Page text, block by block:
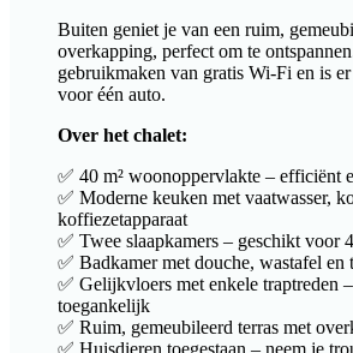
Buiten geniet je van een ruim,
overkapping, perfect om te
gebruikmaken van gratis Wi-Fi en is
voor één auto.
Over het chalet:
✅ 40 m² woonoppervlakte – efficiënt
✅ Moderne keuken met vaatwasser,
koffiezetapparaat
✅ Twee slaapkamers – geschikt voor
✅ Badkamer met douche, wastafel en
✅ Gelijkvloers met enkele traptreden
toegankelijk
✅ Ruim, gemeubileerd terras met
✅ Huisdieren toegestaan – neem je